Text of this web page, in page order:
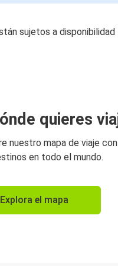
sujetos a disponibilidad
quieres
nuestro mapa de viaje
en todo el mundo.
Explora el mapa